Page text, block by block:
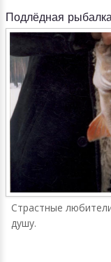
Подлёдная
Страстные
душу.